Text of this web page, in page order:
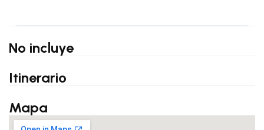
No incluye
Itinerario
Mapa